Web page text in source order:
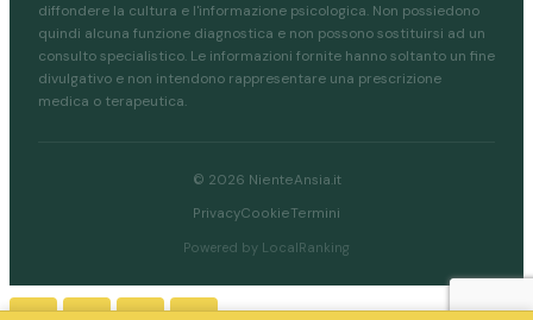
diffondere la cultura e l'informazione psicologica. Non possiedono
quindi alcuna funzione diagnostica e non possono sostituirsi ad un
consulto specialistico. Le informazioni fornite hanno soltanto un fine
divulgativo e non intendono rappresentare una prescrizione
medica o terapeutica.
© 2026 NienteAnsia.it
PrivacyCookieTermini
Powered by LocalRanking